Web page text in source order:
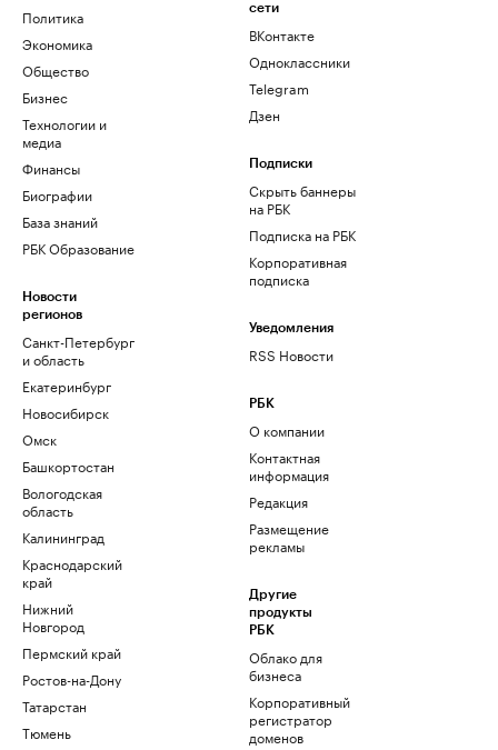
Политика
Экономика
Общество
Бизнес
Технологии и
медиа
Финансы
Биографии
База знаний
РБК Образование
Новости
регионов
Санкт-Петербург
и область
Екатеринбург
Новосибирск
Омск
Башкортостан
Вологодская
область
Калининград
Краснодарский
край
Нижний
Новгород
Пермский край
Ростов-на-Дону
Татарстан
Тюмень
сети
ВКонтакте
Одноклассники
Telegram
Дзен
Подписки
Скрыть баннеры
на РБК
Подписка на РБК
Корпоративная
подписка
Уведомления
RSS Новости
РБК
О компании
Контактная
информация
Редакция
Размещение
рекламы
Другие
продукты
РБК
Облако для
бизнеса
Корпоративный
регистратор
доменов